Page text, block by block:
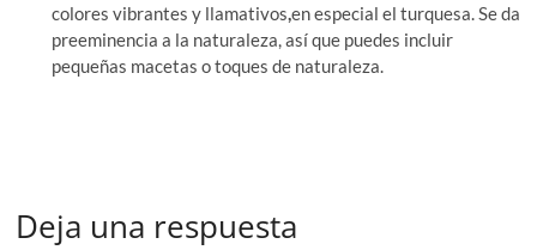
colores vibrantes y llamativos,en especial el turquesa. Se da
preeminencia a la naturaleza, así que puedes incluir
pequeñas macetas o toques de naturaleza.
Deja una respuesta